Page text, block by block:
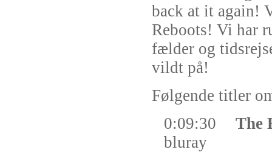
back at it again!
Reboots! Vi har
fælder og
vildt på!
Følgende titler
0:09:30
The
bluray